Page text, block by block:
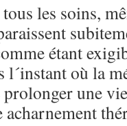
les soins,
étant
où la
prolonger une